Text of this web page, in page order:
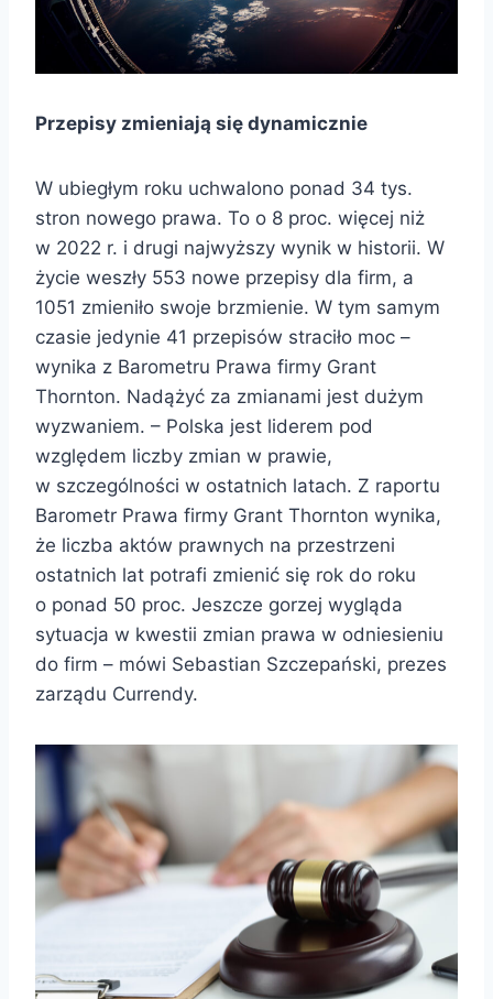
Przepisy zmieniają się dynamicznie
W ubiegłym roku uchwalono ponad 34 tys.
stron nowego prawa. To o 8 proc. więcej niż
w 2022 r. i drugi najwyższy wynik w historii. W
życie weszły 553 nowe przepisy dla firm, a
1051 zmieniło swoje brzmienie. W tym samym
czasie jedynie 41 przepisów straciło moc –
wynika z Barometru Prawa firmy Grant
Thornton. Nadążyć za zmianami jest dużym
wyzwaniem. – Polska jest liderem pod
względem liczby zmian w prawie,
w szczególności w ostatnich latach. Z raportu
Barometr Prawa firmy Grant Thornton wynika,
że liczba aktów prawnych na przestrzeni
ostatnich lat potrafi zmienić się rok do roku
o ponad 50 proc. Jeszcze gorzej wygląda
sytuacja w kwestii zmian prawa w odniesieniu
do firm – mówi Sebastian Szczepański, prezes
zarządu Currendy.